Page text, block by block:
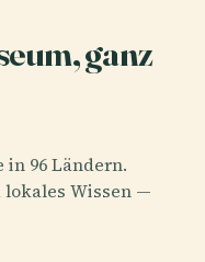
ganz
in 96 Ländern.
lokales Wissen —